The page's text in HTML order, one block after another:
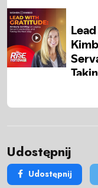
Udostępnij
Udostępnij